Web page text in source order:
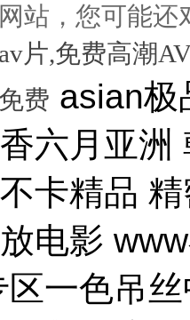
站，您可能还
片,免费高潮
费 asian极品呦女xx 黑人尻亚洲女人 激情综合色五月丁香六月亚洲 韩国激情电影华丽的外出 国产一区二区三区不卡精品 精密机械一区二区三区天堂 小泽玛利亚在线播放电影 www在线一区 国产v综合v亚洲欧美久久 性无码专区一色吊丝中文字幕 朝鲜美女黑毛bbw 大香蕉伊人手机在线观看 色国产在线视频一区二区 亚洲无人区天空码头IV 天天躁夜夜躁狠狠躁99 15min摘花出血视频 免费男女黑网站 国产综合精品久久99之一 蜜桃臀无码内射一区二区三区 国产色情18一20岁片a片 正在播放骚 湿 无码福利一区二区不卡片 人人妻人人澡人人爽精品日 日本1区2区3区4区国色 口国产成人高清在线播放 精品一区二区三区在线观看 影音先锋aⅤ无码资源网 男生使劲操女生喷水视频 久久91久久久久久久久 欧美乱妇高清无乱码免费 人与兽黄色视频 免费男人日女人 高潮来了 用力黄片入口 久久精品国产亚洲成人av 中国鸡巴插屄屄 国产精品视频一区啪啪啪 国产精品成人无码视频 亚洲一区二区三区电影在线 亚洲成人无码77777 日韩一中文字幕在线视频 大鸡吧逼逼碰撞 美女被干777 全彩无码里番本子库 国产成人无码a区视频在线观看 玩弄放荡人妻一区二区三 黑丝美女自慰被大鸡巴操 日韩精品一区 久久亚洲av不卡一区二区 操你骚逼www 理论片午午伦夜理片久久 中文字幕无码亚洲a人片 美女操大黑鸡巴 老色鬼久久亚洲av按摩 欧美美女人体艺术 逼逼逼逼啊啊嗯嗯啊视频 69成人免费视频无码专区 免费又爽又大又高潮视频 欧美日韩一二三区在线视频 亚洲精品中文字幕第十页 青青操在线观看国产视频 色婷婷亚洲十月十月色天 啊啊啊湿了视频在线观看 三十路四十路五十路熟女 国产一区二区在线观看天堂 女人张开腿让男人桶视频 bibi av 日本69视频在线免费观看 无码人妻一区二区三区一 在线观看激情av一区二区 日日天天日天天谢天天日 国产迷晕三个美女的网站 一本到在线观看免费收看 国产亚洲无遮挡美女视频 日本网站在线观看一区二区 肏 少 妇 屄 在 线 丝袜制服shemale 美女裸体爆乳张开腿喷水 免费看成人午夜福利专区 gv在线无码男男gay 国产重口老太和变态小伙 随时都能干的校园运动会 VIP可见久久伊人婷婷 国产一级毛片一区二区视频 国产精品久久99简爱亚洲 吧吧吧影院伦理片在线观看 国产精品一二三四区视频 日韩区一区二在线观看视频 黄色片《男人操女人逼》 大香蕉久久日韩91蜜桃 30年驾龄老司机告诉你 91亚洲国产成人精品看片 把屌插进女人的逼里视频 大香蕉porn在线视频 成人性生交大片免费看96 最新亚洲人成无码网www电影 男生机桶女生小穴的视频 久久综合给合久久狠狠狠 国产呦系列一区二区三区 国产特级看欧美日韩中文 欧美大肉棒抽插骚逼视频 国产又色又爽无遮挡免费 男人天堂久久久一区二区 日本人与黑人牲交交免费 亚洲大片免费资源网站片 国产精品原创巨av 性感美女被操逼 美女污骚逼喷水白虎白浆 久久久久亚洲日本欧美视频 天天摸夜夜摸夜夜狠狠添 五险交满15能领多少钱 国产一卡二卡三卡四卡兔 国产综合23p 中国东北老熟妇做爰网视频 一级国产片在线观看免费 欧美黑人欧美精品刺激 激情综合色综合啪啪开心 群交视频大鸡巴 国产三级精品三级男人的天堂 么公在果树林征服了小雪 解开奶罩吸奶头高潮AV 丰满多毛的少妇 国产精品亚洲一区二区久久 黑人和中国熟女啪啪视频 香蕉视频成人网在线观看 荷兰小妓女高潮βbbw 日韩一区二区经典在线视频 学长让我夹震蛋自慰给他看 WWW亚洲精品久久久乳 免费看点www逼里逼里 手机亚洲第一页 夫妻性生活黄色一级大片 久久综合九色 免费看欧美日韩特级黄片 美女高潮久久免费观看国产 又粗又大又硬毛片免费看 欧美日韩成人大片p内射 草莓视频成视频在线观看 无码专区 人妻系列 在线 日本不卡一区二区三区四区 三级片在线观看国产三级 办公室国产a国产片免费 久久无码!视频 国产成年无码aⅤ片在线 大鸡巴插美女小穴动态图 国产亚洲aaa在线观看 一级二级三一片内射视频 在线观看欧美视频一区二区 被玩环了外高冷老师动漫 动漫男女操鸡巴射精网站 啊啊啊啊大鸡巴操我视频 婷婷综合久久中文字幕蜜桃三电影 色婷五月综激情亚洲综合 久久精品国产自清天天线 日本免费播放一区二区视频 丰满多毛的少妇 舔骚妇淫穴网站 最好看免费观看高清大全 99国产欧美另类久久片 人体艺术在线观看 成在人线视频男人的天堂 国产成人视a片品免费 东京热无码av一区二区 一道本中文字幕在线观看 嗯～好爽射进去强奸啊～ 真人作爱试看120分钟 在线观看国产三级片视频 国产极品高颜值美女到高潮 国产精品高清国产三级av 久久久无码专区中文字幕 推特网红91露出樱桃味 日本不卡码一区二区三区 小骚逼啪啪视频 男男无专砖码高清在线观看 亚洲精